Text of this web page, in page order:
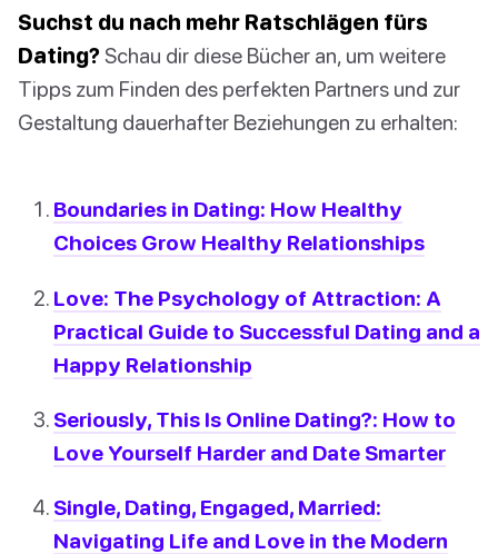
Suchst du nach mehr Ratschlägen fürs
Dating? Schau dir diese Bücher an, um weitere
Tipps zum Finden des perfekten Partners und zur
Gestaltung dauerhafter Beziehungen zu erhalten:
Boundaries in Dating: How Healthy
Choices Grow Healthy Relationships
Love: The Psychology of Attraction: A
Practical Guide to Successful Dating and a
Happy Relationship
Seriously, This Is Online Dating?: How to
Love Yourself Harder and Date Smarter
Single, Dating, Engaged, Married:
Navigating Life and Love in the Modern